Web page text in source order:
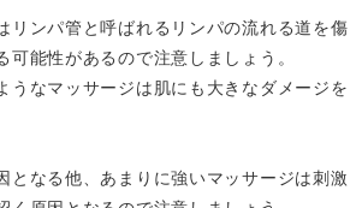
リンパ管と呼ばれるリンパの流れる道を傷
可能性があるので注意しましょう。
うなマッサージは肌にも大きなダメージを
となる他、あまりに強いマッサージは刺激